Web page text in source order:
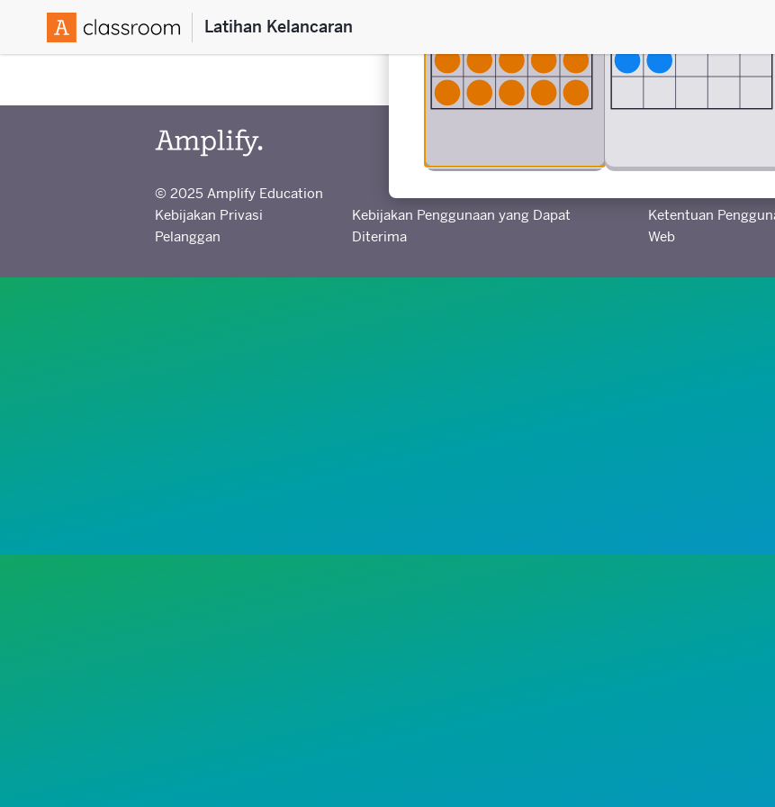
Latihan Kelancaran
Dibuat dalam kemitraan dengan
© 2025 Amplify Education
Kebijakan Privasi
Pelanggan
Kebijakan Penggunaan yang Dapat
Diterima
Ketentuan
Web